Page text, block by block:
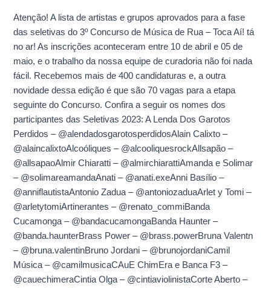
Atenção! A lista de artistas e grupos aprovados para a fase
das seletivas do 3º Concurso de Música de Rua – Toca Aí! tá
no ar! As inscrições aconteceram entre 10 de abril e 05 de
maio, e o trabalho da nossa equipe de curadoria não foi nada
fácil. Recebemos mais de 400 candidaturas e, a outra
novidade dessa edição é que são 70 vagas para a etapa
seguinte do Concurso. Confira a seguir os nomes dos
participantes das Seletivas 2023: A Lenda Dos Garotos
Perdidos – @alendadosgarotosperdidosAlain Calixto –
@alaincalixtoAlcoóliques – @alcooliquesrockAllsapão –
@allsapaoAlmir Chiaratti – @almirchiarattiAmanda e Solimar
– @solimareamandaAnati – @anati.exeAnni Basílio –
@anniflautistaAntonio Zadua – @antoniozaduaArlet y Tomi –
@arletytomiArtinerantes – @renato_commiBanda
Cucamonga – @bandacucamongaBanda Haunter –
@banda.haunterBrass Power – @brass.powerBruna Valentn
– @bruna.valentinBruno Jordani – @brunojordaniCamil
Música – @camilmusicaCAuE ChimEra e Banca F3 –
@cauechimeraCintia Olga – @cintiaviolinistaCorte Aberto –
do
Concurso
tá
no
ar!